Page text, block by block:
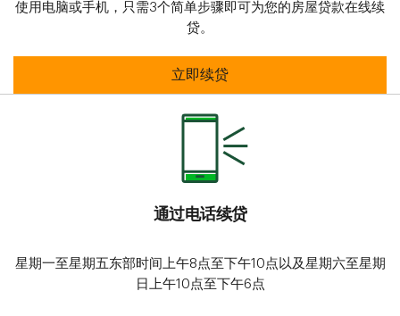
使用电脑或手机，只需3个简单步骤即可为您的房屋贷款在线续
贷。
网上续期
立即续贷
通过电话续贷
星期一至星期五东部时间上午8点至下午10点以及星期六至星期
日上午10点至下午6点